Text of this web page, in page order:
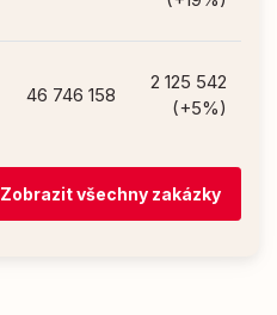
46 746 158
2 125 542
(+5%)
Zobrazit všechny zakázky